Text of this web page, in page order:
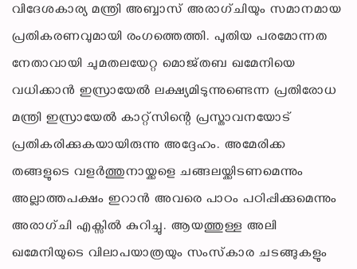
വിദേശകാര്യ മന്ത്രി അബ്ബാസ് അരാഗ്ചിയും സമാനമായ
പ്രതികരണവുമായി രംഗത്തെത്തി. പുതിയ പരമോന്നത
നേതാവായി ചുമതലയേറ്റ മൊജ്തബ ഖമേനിയെ
വധിക്കാൻ ഇസ്രായേൽ ലക്ഷ്യമിടുന്നുണ്ടെന്ന പ്രതിരോധ
മന്ത്രി ഇസ്രായേൽ കാറ്റ്‌സിന്റെ പ്രസ്താവനയോട്
പ്രതികരിക്കുകയായിരുന്നു അദ്ദേഹം. അമേരിക്ക
തങ്ങളുടെ വളർത്തുനായ്ക്കളെ ചങ്ങലയ്ക്കിടണമെന്നും
അല്ലാത്തപക്ഷം ഇറാൻ അവരെ പാഠം പഠിപ്പിക്കുമെന്നും
അരാഗ്ചി എക്സിൽ കുറിച്ചു. ആയത്തുള്ള അലി
ഖമേനിയുടെ വിലാപയാത്രയും സംസ്‌കാര ചടങ്ങുകളും